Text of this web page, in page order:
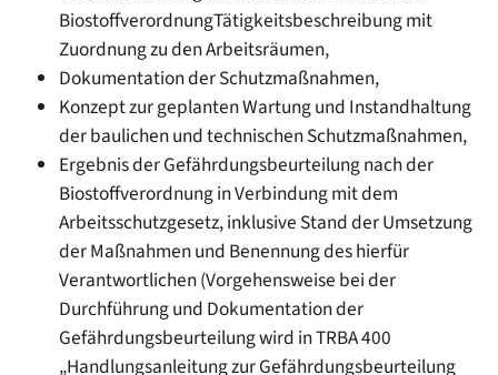
BiostoffverordnungTätigkeitsbeschreibung mit
Zuordnung zu den Arbeitsräumen,
Dokumentation der Schutzmaßnahmen,
Konzept zur geplanten Wartung und Instandhaltung
der baulichen und technischen Schutzmaßnahmen,
Ergebnis der Gefährdungsbeurteilung nach der
Biostoffverordnung in Verbindung mit dem
Arbeitsschutzgesetz, inklusive Stand der Umsetzung
der Maßnahmen und Benennung des hierfür
Verantwortlichen (Vorgehensweise bei der
Durchführung und Dokumentation der
Gefährdungsbeurteilung wird in TRBA 400
„Handlungsanleitung zur Gefährdungsbeurteilung